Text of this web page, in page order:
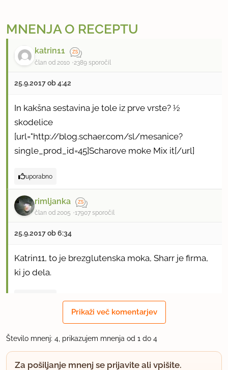
MNENJA O RECEPTU
katrin11
član od 2010 2389 sporočil
25.9.2017 ob 4:42
In kakšna sestavina je tole iz prve vrste? ½
skodelice
[url="http://blog.schaer.com/sl/mesanice?
single_prod_id=45]Scharove moke Mix it[/url]
uporabno
rimljanka
član od 2005 17907 sporočil
25.9.2017 ob 6:34
Katrin11, to je brezglutenska moka, Sharr je firma,
ki jo dela.
Minjoni
član od 2015 1 sporočil
Prikaži več komentarjev
Število mnenj: 4, prikazujem mnenja od 1 do 4
Za pošiljanje mnenj se prijavite ali vpišite.